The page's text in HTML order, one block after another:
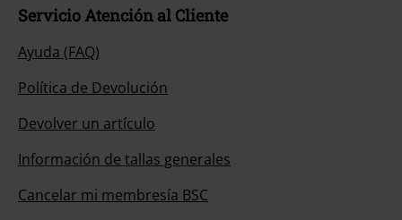
Servicio Atención al Cliente
Ayuda (FAQ)
Política de Devolución
Devolver un artículo
Información de tallas generales
Cancelar mi membresía BSC